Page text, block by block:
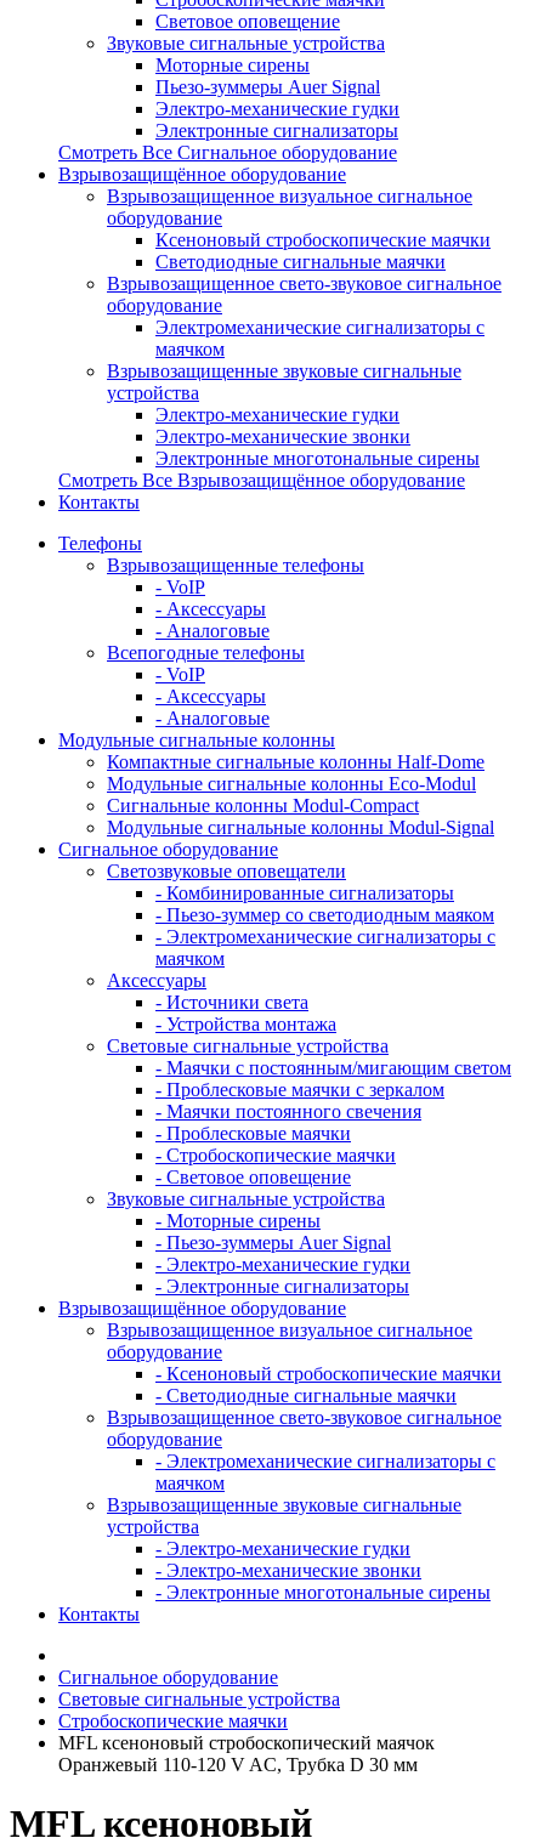
Световое оповещение
Звуковые сигнальные устройства
Моторные сирены
Пьезо-зуммеры Auer Signal
Электро-механические гудки
Электронные сигнализаторы
Смотреть Все Сигнальное оборудование
Взрывозащищённое оборудование
Взрывозащищенное визуальное сигнальное
оборудование
Ксеноновый стробоскопические маячки
Светодиодные сигнальные маячки
Взрывозащищенное свето-звуковое сигнальное
оборудование
Электромеханические сигнализаторы с
маячком
Взрывозащищенные звуковые сигнальные
устройства
Электро-механические гудки
Электро-механические звонки
Электронные многотональные сирены
Смотреть Все Взрывозащищённое оборудование
Контакты
Телефоны
Взрывозащищенные телефоны
- VoIP
- Аксессуары
- Аналоговые
Всепогодные телефоны
- VoIP
- Аксессуары
- Аналоговые
Модульные сигнальные колонны
Компактные сигнальные колонны Half-Dome
Модульные сигнальные колонны Eco-Modul
Сигнальные колонны Modul-Compact
Модульные сигнальные колонны Modul-Signal
Сигнальное оборудование
Светозвуковые оповещатели
- Комбинированные сигнализаторы
- Пьезо-зуммер со светодиодным маяком
- Электромеханические сигнализаторы с
маячком
Аксессуары
- Источники света
- Устройства монтажа
Световые сигнальные устройства
- Маячки с постоянным/мигающим светом
- Проблесковые маячки с зеркалом
- Маячки постоянного свечения
- Проблесковые маячки
- Стробоскопические маячки
- Световое оповещение
Звуковые сигнальные устройства
- Моторные сирены
- Пьезо-зуммеры Auer Signal
- Электро-механические гудки
- Электронные сигнализаторы
Взрывозащищённое оборудование
Взрывозащищенное визуальное сигнальное
оборудование
- Ксеноновый стробоскопические маячки
- Светодиодные сигнальные маячки
Взрывозащищенное свето-звуковое сигнальное
оборудование
- Электромеханические сигнализаторы с
маячком
Взрывозащищенные звуковые сигнальные
устройства
- Электро-механические гудки
- Электро-механические звонки
- Электронные многотональные сирены
Контакты
Сигнальное оборудование
Световые сигнальные устройства
Стробоскопические маячки
MFL ксеноновый стробоскопический маячок
Оранжевый 110-120 V AC, Трубка D 30 мм
MFL ксеноновый